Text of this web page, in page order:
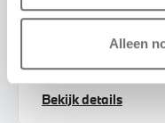
Alleen
€ 33.450of€ 633p/m
Bekijk details